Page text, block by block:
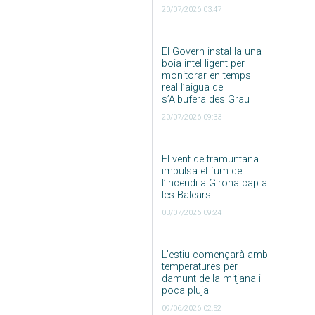
20/07/2026 03:47
El Govern instal·la una
boia intel·ligent per
monitorar en temps
real l’aigua de
s’Albufera des Grau
20/07/2026 09:33
El vent de tramuntana
impulsa el fum de
l’incendi a Girona cap a
les Balears
03/07/2026 09:24
L’estiu començarà amb
temperatures per
damunt de la mitjana i
poca pluja
09/06/2026 02:52